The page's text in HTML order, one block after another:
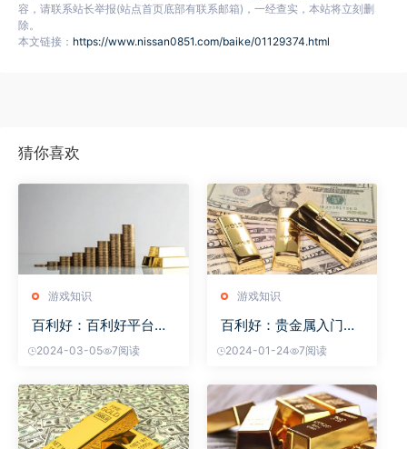
容，请联系站长举报(站点首页底部有联系邮箱)，一经查实，本站将立刻删
除。
本文链接： https://www.nissan0851.com/baike/01129374.html
猜你喜欢
游戏知识
百利好：百利好平台实
力
2024-03-05 7阅读
游戏知识
百利好：贵金属入门交
易
2024-01-24 7阅读